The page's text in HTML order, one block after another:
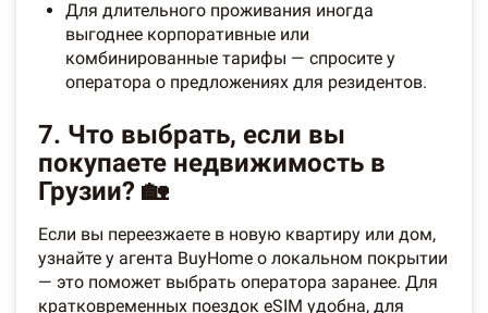
Для длительного проживания иногда
выгоднее корпоративные или
комбинированные тарифы — спросите у
оператора о предложениях для резидентов.
7. Что выбрать, если вы
покупаете недвижимость в
Грузии? 🏡
Если вы переезжаете в новую квартиру или дом,
узнайте у агента BuyHome о локальном покрытии
— это поможет выбрать оператора заранее. Для
кратковременных поездок eSIM удобна, для